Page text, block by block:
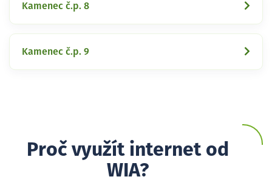
Kamenec č.p. 8
Kamenec č.p. 9
Proč využít internet od
WIA?